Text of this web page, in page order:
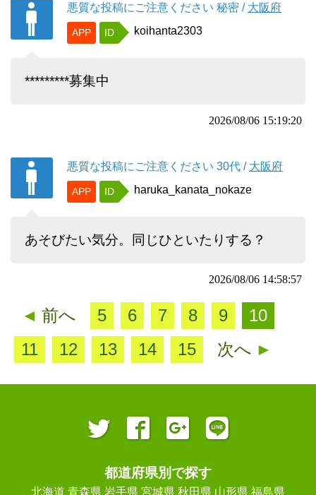
悪質な投稿にご注意ください 秘密 / 大阪府
APP ID koihanta2303
*********募集中
2026/08/06 15:19:20
悪質な投稿にご注意ください 30代 / 大阪府
APP ID haruka_kanata_nokaze
あそびたい気分。同じひといたりする？
2026/08/06 14:58:57
◄ 前へ 5 6 7 8 9
10
11
12 13 14 15 次へ ►
都道府県別で探す
北海道 青森県 岩手県 宮城県 秋田県 山形県 福島県